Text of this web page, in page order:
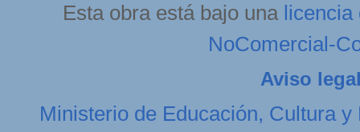
Esta obra está bajo una licencia
NoComercial-
Aviso
Ministerio de Educación, Cultura y